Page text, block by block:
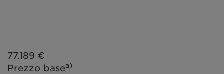
77.189 €
Prezzo basea)